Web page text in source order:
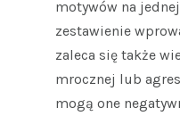
motywów na
zestawienie
zaleca się także
mrocznej lub
mogą one